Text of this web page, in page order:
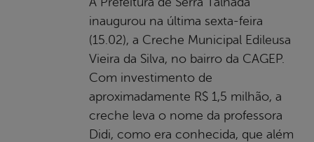
inaugurou na última sexta-feira
(15.02), a Creche Municipal Edileusa
Vieira da Silva, no bairro da CAGEP.
Com investimento de
aproximadamente R$ 1,5 milhão, a
creche leva o nome da professora
Didi, como era conhecida, que além